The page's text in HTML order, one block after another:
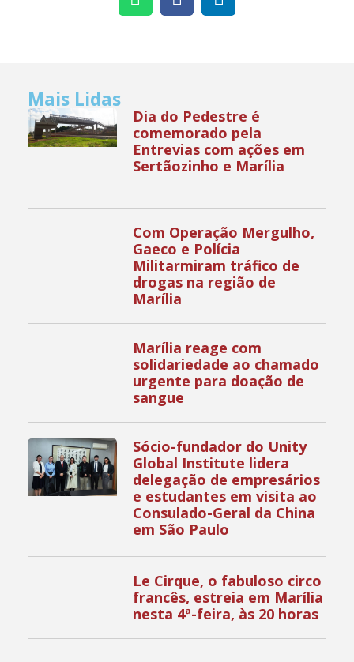
Mais Lidas
Dia do Pedestre é
comemorado pela
Entrevias com ações em
Sertãozinho e Marília
Com Operação Mergulho,
Gaeco e Polícia
Militarmiram tráfico de
drogas na região de
Marília
Marília reage com
solidariedade ao chamado
urgente para doação de
sangue
Sócio-fundador do Unity
Global Institute lidera
delegação de empresários
e estudantes em visita ao
Consulado-Geral da China
em São Paulo
Le Cirque, o fabuloso circo
francês, estreia em Marília
nesta 4ª-feira, às 20 horas